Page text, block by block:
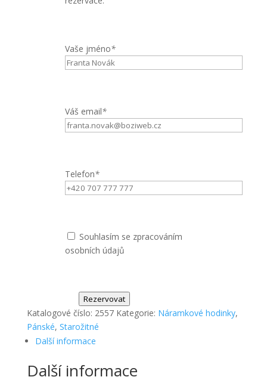
Vaše jméno*
Váš email*
Telefon*
Souhlasím se zpracováním
osobních údajů
Rezervovat
Katalogové číslo: 2557 Kategorie: Náramkové hodinky,
Pánské, Starožitné
Další informace
Další informace